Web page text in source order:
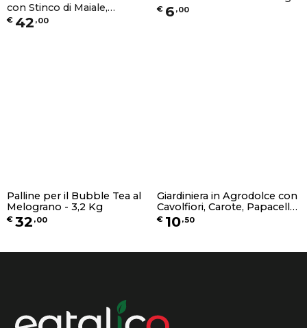
con Stinco di Maiale,
Cotechino Affumicato,
Costa di Maiale Affumicata,
€ 42 ,00
€ 6 ,00
Palline per il Bubble Tea al
Melograno - 3,2 Kg
€ 32 ,00
Giardiniera in Agrodolce con
Cavolfiori, Carote, Papacella
Napoletana, Peschiole
Acerbe, Cipolla di Alife, Mele,
1,7Kg
€ 10,50